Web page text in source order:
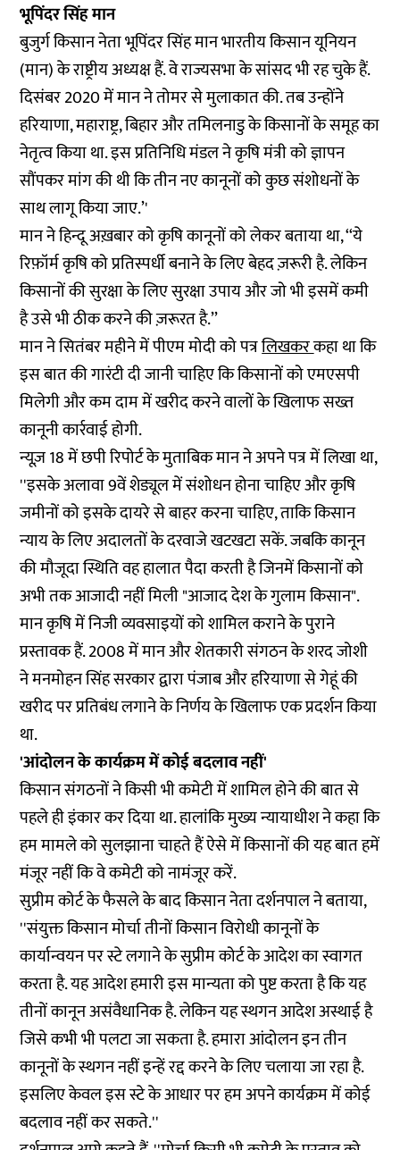
भूपिंदर सिंह मान
बुजुर्ग किसान नेता भूपिंदर सिंह मान भारतीय किसान यूनियन
(मान) के राष्ट्रीय अध्यक्ष हैं. वे राज्यसभा के सांसद भी रह चुके हैं.
दिसंबर 2020 में मान ने तोमर से मुलाकात की. तब उन्होंने
हरियाणा, महाराष्ट्र, बिहार और तमिलनाडु के किसानों के समूह का
नेतृत्वकिया था. इस प्रतिनिधि मंडल ने कृषि मंत्री को ज्ञापन
सौंपकर मांग की थी कि तीन नए कानूनों को कुछ संशोधनों के
साथ लागू किया जाए.’'
मान ने हिन्दू अख़बार को कृषि कानूनों को लेकर बताया था, ‘‘ये
रिफ़ॉर्म कृषि को प्रतिस्पर्धी बनाने के लिए बेहद ज़रूरी है. लेकिन
किसानों की सुरक्षा के लिए सुरक्षा उपाय और जो भी इसमें कमी
है उसे भी ठीक करने की ज़रूरत है.’’
मान ने सितंबर महीने में पीएम मोदी को पत्रलिखकरकहा था कि
इस बात की गारंटी दी जानी चाहिए कि किसानों को एमएसपी
मिलेगी और कम दाम में खरीद करने वालों के खिलाफ सख्त
कानूनी कार्रवाई होगी.
न्यूज़ 18 में छपी रिपोर्ट के मुताबिक मान ने अपने पत्र में लिखा था,
''इसके अलावा 9वें शेड्यूल में संशोधन होना चाहिए और कृषि
जमीनों को इसके दायरे से बाहर करना चाहिए, ताकि किसान
न्याय के लिए अदालतों के दरवाजे खटखटा सकें. जबकि कानून
की मौजूदा स्थिति वह हालात पैदा करती है जिनमें किसानों को
अभी तक आजादी नहीं मिली "आजाद देश के गुलाम किसान".
मान कृषि में निजी व्यवसाइयों को शामिल कराने के पुराने
प्रस्तावक हैं. 2008 में मान और शेतकारी संगठन के शरद जोशी
ने मनमोहन सिंह सरकार द्वारा पंजाब और हरियाणा से गेहूं की
खरीद पर प्रतिबंध लगाने के निर्णय के खिलाफ एक प्रदर्शन किया
था.
'आंदोलन के कार्यक्रम में कोई बदलाव नहीं'
किसान संगठनों ने किसी भी कमेटी में शामिल होने की बात से
पहले ही इंकार कर दिया था. हालांकि मुख्य न्यायाधीश ने कहा कि
हम मामले को सुलझाना चाहते हैं ऐसे में किसानों की यह बात हमें
मंजूर नहीं कि वे कमेटी को नामंजूर करें.
सुप्रीम कोर्ट के फैसले के बाद किसान नेता दर्शनपाल ने बताया,
''संयुक्त किसान मोर्चा तीनों किसान विरोधी कानूनों के
कार्यान्वयन पर स्टे लगाने के सुप्रीम कोर्ट के आदेश का स्वागत
करता है. यह आदेश हमारी इस मान्यता को पुष्ट करता है कि यह
तीनों कानून असंवैधानिक है. लेकिन यह स्थगन आदेश अस्थाई है
जिसे कभी भी पलटा जा सकता है. हमारा आंदोलन इन तीन
कानूनों के स्थगन नहीं इन्हें रद्द करने के लिए चलाया जा रहा है.
इसलिए केवल इस स्टे के आधार पर हम अपने कार्यक्रम में कोई
बदलाव नहीं कर सकते.''